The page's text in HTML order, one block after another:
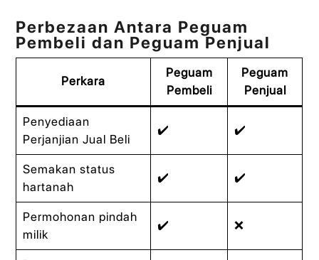
Perbezaan Antara Peguam
Pembeli dan Peguam Penjual
Perkara
Peguam
Pembeli
Peguam
Penjual
Penyediaan
Perjanjian Jual Beli
✔️ ✔️
Semakan status
hartanah
✔️ ✔️
Permohonan pindah
milik
✔️ ❌